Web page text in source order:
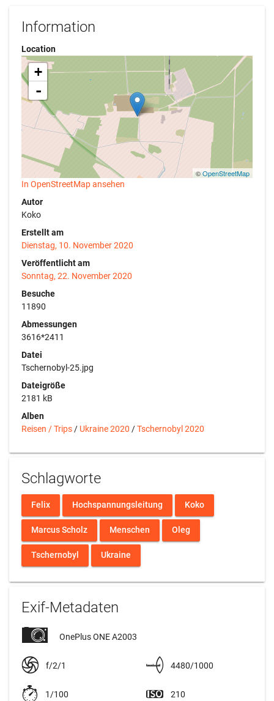
Information
Location
+
-
©OpenStreetMap
In OpenStreetMap ansehen
Autor
Koko
Erstellt am
Dienstag, 10. November 2020
Veröffentlicht am
Sonntag, 22. November 2020
Besuche
11890
Abmessungen
3616*2411
Datei
Tschernobyl-25.jpg
Dateigröße
2181 kB
Alben
Reisen / Trips / Ukraine 2020 /Tschernobyl 2020
Schlagworte
Felix Hochspannungsleitung Koko
Marcus Scholz Menschen Oleg
Tschernobyl Ukraine
Exif-Metadaten
OnePlus ONE A2003
f/2/1 4480/1000
1/100 210